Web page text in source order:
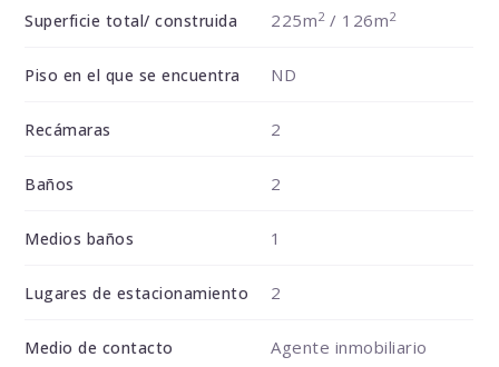
Superficie total/ construida 225m2/ 126m2
Piso en el que se encuentra ND
Recámaras 2
Baños 2
Medios baños 1
Lugares de estacionamiento 2
Medio de contacto Agente inmobiliario